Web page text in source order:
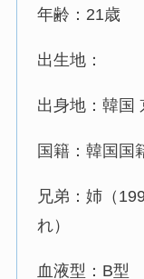
年齢：21歳
出生地：
出身地：韓国
国籍：韓国国
兄弟：姉（
れ）
血液型：B型